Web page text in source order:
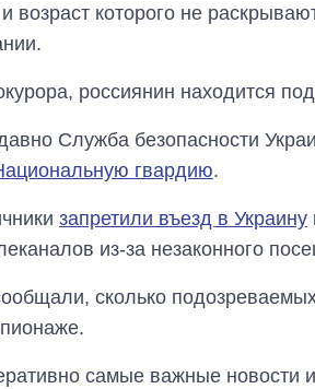
возраст которого не
россиянин находится
Служба безопасности
гвардию.
запретили въезд в Украину
из-за незаконного
сколько
самые важные новости